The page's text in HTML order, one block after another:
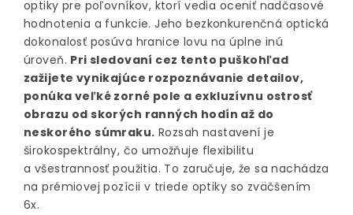
optiky pre poľovníkov, ktorí vedia oceniť nadčasové
hodnotenia a funkcie. Jeho bezkonkurenčná optická
dokonalosť posúva hranice lovu na úplne inú
úroveň. Pri sledovaní cez tento puškohľad
zažijete vynikajúce rozpoznávanie detailov,
ponúka veľké zorné pole a exkluzívnu ostrosť
obrazu od skorých ranných hodín až do
neskorého súmraku. Rozsah nastavení je
širokospektrálny, čo umožňuje flexibilitu
a všestrannosť použitia. To zaručuje, že sa nachádza
na prémiovej pozícii v triede optiky so zväčšením
6x.